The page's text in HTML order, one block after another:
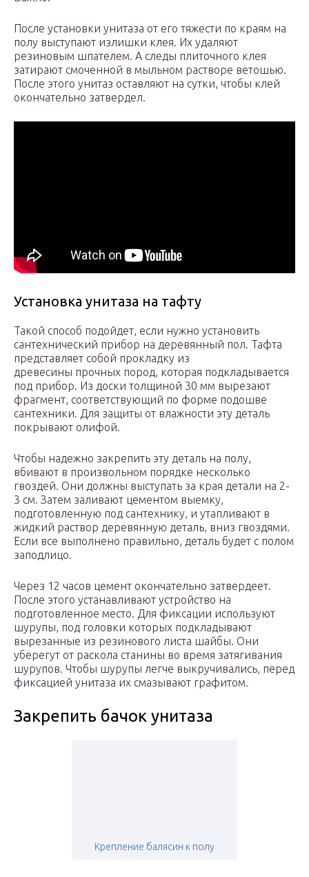
После установки унитаза от его тяжести по краям на
полу выступают излишки клея. Их удаляют
резиновым шпателем. А следы плиточного клея
затирают смоченной в мыльном растворе ветошью.
После этого унитаз оставляют на сутки, чтобы клей
окончательно затвердел.
Установка унитаза на тафту
Такой способ подойдет, если нужно установить
сантехнический прибор на деревянный пол. Тафта
представляет собой прокладку из
древесины прочных пород, которая подкладывается
под прибор. Из доски толщиной 30 мм вырезают
фрагмент, соответствующий по форме подошве
сантехники. Для защиты от влажности эту деталь
покрывают олифой.
Чтобы надежно закрепить эту деталь на полу,
вбивают в произвольном порядке несколько
гвоздей. Они должны выступать за края детали на 2-
3 см. Затем заливают цементом выемку,
подготовленную под сантехнику, и утапливают в
жидкий раствор деревянную деталь, вниз гвоздями.
Если все выполнено правильно, деталь будет с полом
заподлицо.
Через 12 часов цемент окончательно затвердеет.
После этого устанавливают устройство на
подготовленное место. Для фиксации используют
шурупы, под головки которых подкладывают
вырезанные из резинового листа шайбы. Они
уберегут от раскола станины во время затягивания
шурупов. Чтобы шурупы легче выкручивались, перед
фиксацией унитаза их смазывают графитом.
Закрепить бачок унитаза
Крепление балясин к полу